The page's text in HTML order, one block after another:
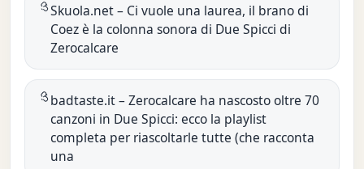
Skuola.net – Ci vuole una laurea, il brano di
Coez è la colonna sonora di Due Spicci di
Zerocalcare
badtaste.it – Zerocalcare ha nascosto oltre 70
canzoni in Due Spicci: ecco la playlist
completa per riascoltarle tutte (che racconta
una